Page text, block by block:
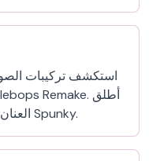
استكشف تركيبات
العنان لموهبتك الموسيقية على لعبة Spunky.